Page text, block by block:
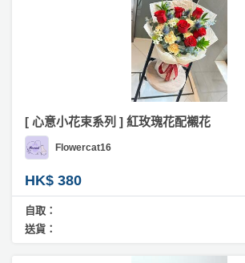
[ 心意小花束系列 ] 紅玫瑰花配襯花
Flowercat16
HK$ 380
自取：
送貨：